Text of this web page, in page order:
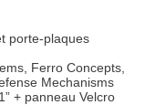
porte-plaques
Ferro Concepts,
Mechanisms
+ panneau Velcro